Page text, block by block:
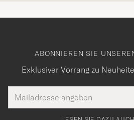
ABONNIEREN SIE
Exklusiver Vorrang zu
Mail
Adresse
Tack
för